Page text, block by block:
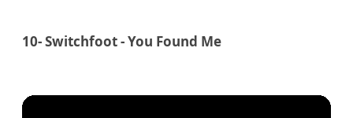
10- Switchfoot - You Found Me